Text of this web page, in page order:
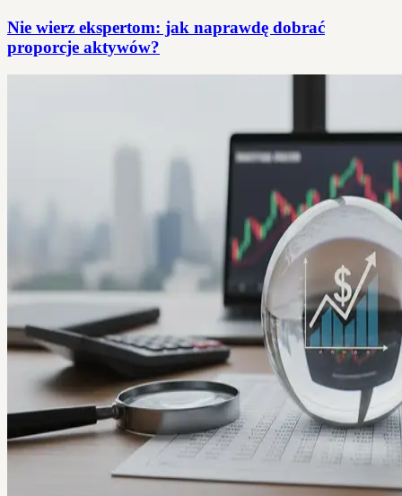
Nie wierz ekspertom: jak naprawdę dobrać
proporcje aktywów?